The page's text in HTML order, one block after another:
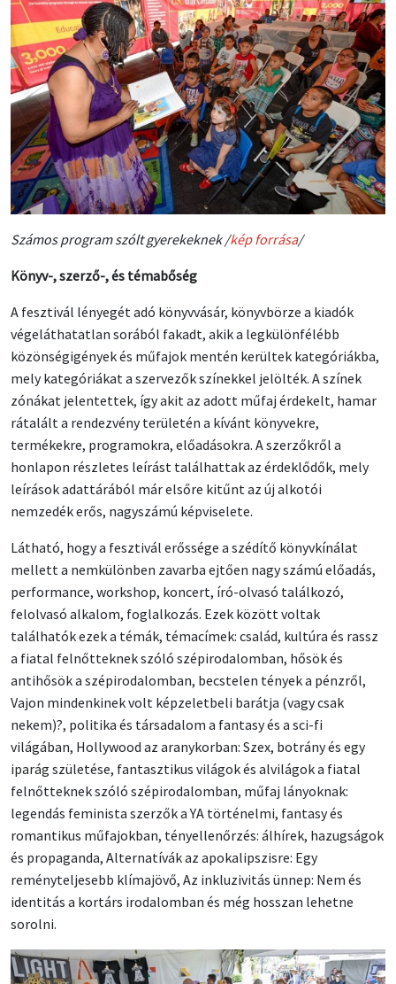
Számos program szólt gyerekeknek /kép forrása/
Könyv-, szerző-, és témabőség
A fesztivál lényegét adó könyvvásár, könyvbörze a kiadók
végeláthatatlan sorából fakadt, akik a legkülönfélébb
közönségigények és műfajok mentén kerültek kategóriákba,
mely kategóriákat a szervezők színekkel jelölték. A színek
zónákat jelentettek, így akit az adott műfaj érdekelt, hamar
rátalált a rendezvény területén a kívánt könyvekre,
termékekre, programokra, előadásokra. A szerzőkről a
honlapon részletes leírást találhattak az érdeklődők, mely
leírások adattárából már elsőre kitűnt az új alkotói
nemzedék erős, nagyszámú képviselete.
Látható, hogy a fesztivál erőssége a szédítő könyvkínálat
mellett a nemkülönben zavarba ejtően nagy számú előadás,
performance, workshop, koncert, író-olvasó találkozó,
felolvasó alkalom, foglalkozás. Ezek között voltak
találhatók ezek a témák, témacímek: család, kultúra és rassz
a fiatal felnőtteknek szóló szépirodalomban, hősök és
antihősök a szépirodalomban, becstelen tények a pénzről,
Vajon mindenkinek volt képzeletbeli barátja (vagy csak
nekem)?, politika és társadalom a fantasy és a sci-fi
világában, Hollywood az aranykorban: Szex, botrány és egy
iparág születése, fantasztikus világok és alvilágok a fiatal
felnőtteknek szóló szépirodalomban, műfaj lányoknak:
legendás feminista szerzők a YA történelmi, fantasy és
romantikus műfajokban, tényellenőrzés: álhírek, hazugságok
és propaganda, Alternatívák az apokalipszisre: Egy
reményteljesebb klímajövő, Az inkluzivitás ünnep: Nem és
identitás a kortárs irodalomban és még hosszan lehetne
sorolni.